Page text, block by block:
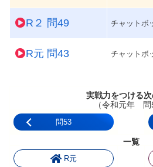
R２ 問49 チャットボ
R元 問43 チャットボ
実戦力をつける
（令和元年 問
問53
一覧
R元